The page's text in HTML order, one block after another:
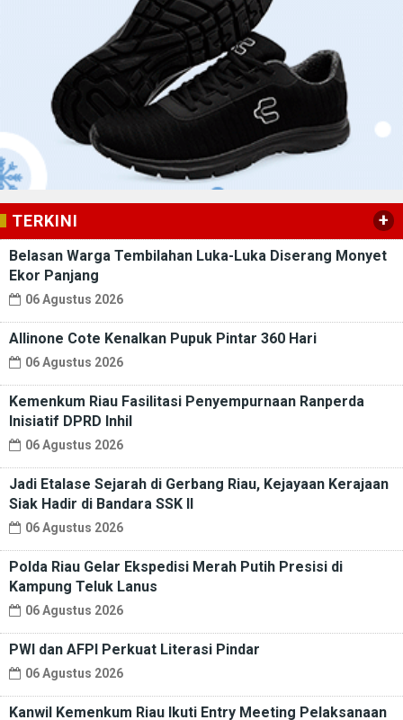
TERKINI +
Belasan Warga Tembilahan Luka-Luka Diserang Monyet
Ekor Panjang
06 Agustus 2026
Allinone Cote Kenalkan Pupuk Pintar 360 Hari
06 Agustus 2026
Kemenkum Riau Fasilitasi Penyempurnaan Ranperda
Inisiatif DPRD Inhil
06 Agustus 2026
Jadi Etalase Sejarah di Gerbang Riau, Kejayaan Kerajaan
Siak Hadir di Bandara SSK II
06 Agustus 2026
Polda Riau Gelar Ekspedisi Merah Putih Presisi di
Kampung Teluk Lanus
06 Agustus 2026
PWI dan AFPI Perkuat Literasi Pindar
06 Agustus 2026
Kanwil Kemenkum Riau Ikuti Entry Meeting Pelaksanaan